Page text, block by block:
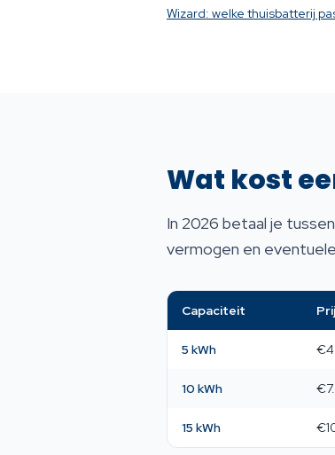
Wizard: welke thuisbatterij
Wat kost
In 2026 betaal je
vermogen en
Capaciteit
5 kWh
10 kWh
15 kWh